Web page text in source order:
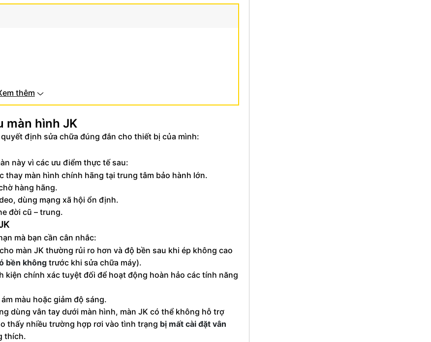
thêm
màn hình JK
định sửa chữa đúng đắn cho thiết bị của mình:
này vì các ưu điểm thực tế sau:
thay màn hình chính hãng tại trung tâm bảo hành lớn.
hàng hãng.
dùng mạng xã hội ổn định.
đời cũ – trung.
mà bạn cần cân nhắc:
màn JK thường rủi ro hơn và độ bền sau khi ép không cao
bền khôngtrước khi sửa chữa máy).
kiện chính xác tuyệt đối để hoạt động hoàn hảo các tính năng
màu hoặc giảm độ sáng.
dùng vân tay dưới màn hình, màn JK có thể không hỗ trợ
thấy nhiều trường hợp rơi vào tình trạng bị mất cài đặt vân
thích.